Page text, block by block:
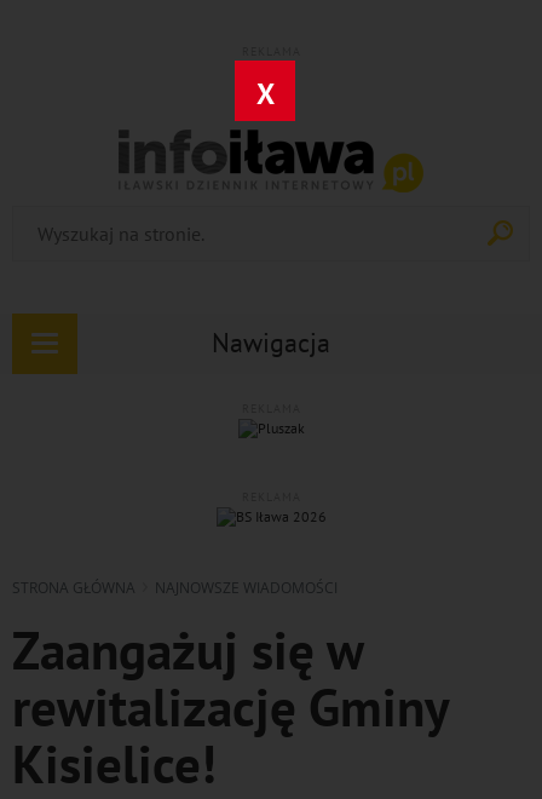
X
Nawigacja
Rozwiń
STRONA GŁÓWNA NAJNOWSZE WIADOMOŚCI
Zaangażuj się w
rewitalizację Gminy
Kisielice!